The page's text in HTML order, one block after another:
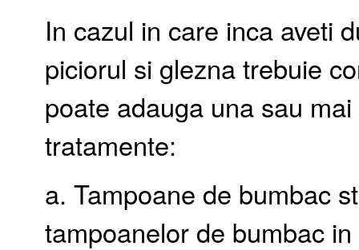
In cazul in care inca aveti
piciorul si glezna trebuie
poate adauga una sau
tratamente:
a. Tampoane de bumbac
tampoanelor de bumbac